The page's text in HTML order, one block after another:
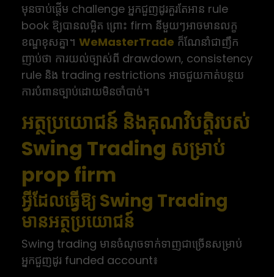
មុនចាប់ផ្តើម challenge អ្នកជួញដូរគួរតែអាន rule
book ឱ្យបានលម្អិត ព្រោះ firm នីមួយៗអាចមានលក្ខ
ខណ្ឌខុសគ្នា។ WeMasterTrade ក៏ណែនាំជាញឹក
ញាប់ថា ការយល់ច្បាស់ពី drawdown, consistency
rule និង trading restrictions អាចជួយកាត់បន្ថយ
ការបំពានច្បាប់ដោយមិនចាំបាច់។
អត្ថប្រយោជន៍ និងគុណវិបត្តិរបស់
Swing Trading សម្រាប់
prop firm
អ្វីដែលធ្វើឱ្យ Swing Trading
មានអត្ថប្រយោជន៍
Swing trading មានចំណុចទាក់ទាញជាច្រើនសម្រាប់
អ្នកជួញដូរ funded account៖